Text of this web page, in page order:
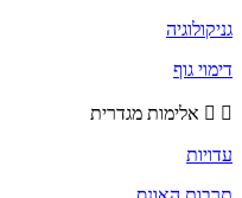
גניקולוגיה
דימוי גוף
אלימות מגדרית
עדויות